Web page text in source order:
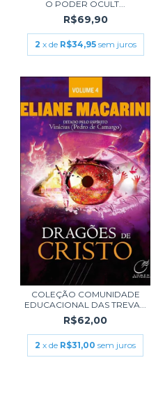
O PODER OCULT...
R$69,90
2 x de R$34,95 sem juros
COLEÇÃO COMUNIDADE
EDUCACIONAL DAS TREVA...
R$62,00
2 x de R$31,00 sem juros